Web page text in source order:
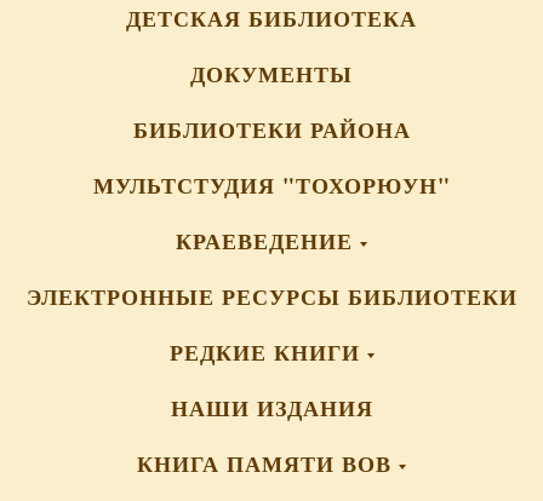
ДЕТСКАЯ БИБЛИОТЕКА
ДОКУМЕНТЫ
БИБЛИОТЕКИ РАЙОНА
МУЛЬТСТУДИЯ "ТОХОРЮУН"
КРАЕВЕДЕНИЕ
ЭЛЕКТРОННЫЕ РЕСУРСЫ БИБЛИОТЕКИ
РЕДКИЕ КНИГИ
НАШИ ИЗДАНИЯ
КНИГА ПАМЯТИ ВОВ